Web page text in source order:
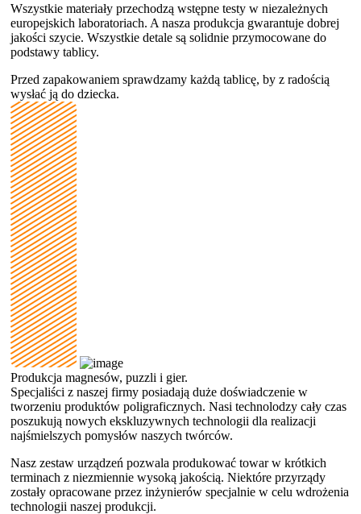
Wszystkie materiały przechodzą wstępne testy w niezależnych
europejskich laboratoriach. A nasza produkcja gwarantuje dobrej
jakości szycie. Wszystkie detale są solidnie przymocowane do
podstawy tablicy.
Przed zapakowaniem sprawdzamy każdą tablicę, by z radością
wysłać ją do dziecka.
Produkcja magnesów, puzzli i gier.
Specjaliści z naszej firmy posiadają duże doświadczenie w
tworzeniu produktów poligraficznych. Nasi technolodzy cały czas
poszukują nowych ekskluzywnych technologii dla realizacji
najśmielszych pomysłów naszych twórców.
Nasz zestaw urządzeń pozwala produkować towar w krótkich
terminach z niezmiennie wysoką jakością. Niektóre przyrządy
zostały opracowane przez inżynierów specjalnie w celu wdrożenia
technologii naszej produkcji.